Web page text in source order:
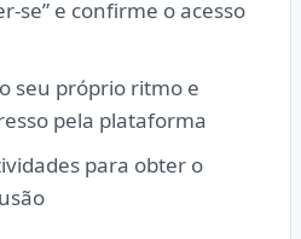
se” e confirme o acesso
seu próprio ritmo e
pela plataforma
para obter o